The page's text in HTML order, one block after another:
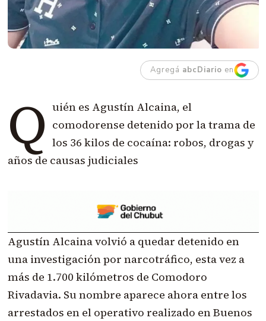
Agregá abcDiario en
Q uién es Agustín Alcaina, el
comodorense detenido por la trama de
los 36 kilos de cocaína: robos, drogas y
años de causas judiciales
Agustín Alcaina volvió a quedar detenido en
una investigación por narcotráfico, esta vez a
más de 1.700 kilómetros de Comodoro
Rivadavia. Su nombre aparece ahora entre los
arrestados en el operativo realizado en Buenos